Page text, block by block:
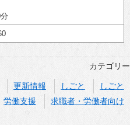
カテゴリー
更新情報 しごと
しごと
労働支援
求職者・労働者向け